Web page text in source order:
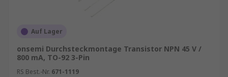
Auf Lager
onsemi Durchsteckmontage Transistor NPN 45 V /
800 mA, TO-92 3-Pin
RS Best.-Nr. 671-1119